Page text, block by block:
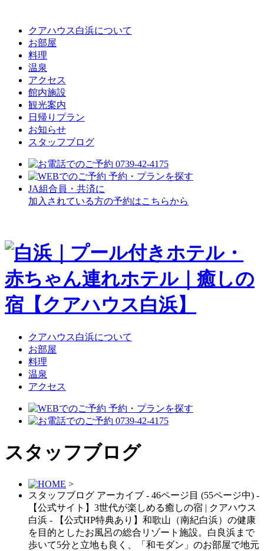
クアハウス白浜について
お部屋
料理
温泉
アクセス
館内施設
観光案内
⽇帰りプラン
お知らせ
スタッフブログ
JA組合員・共済に
加入されている方の予約はこちらから
クアハウス白浜について
お部屋
料理
温泉
アクセス
スタッフブログ
>
スタッフブログ アーカイブ - 46ページ目 (55ページ中) -
【公式サイト】3世代が楽しめる癒しの宿 | クアハウス
白浜 - 【公式HP特典あり】和歌山（南紀白浜）の健康
を⽬的としたお⾵呂の総合リゾート施設。白良浜まで
歩いて5分と立地も良く、「和モダン」のお部屋で地元